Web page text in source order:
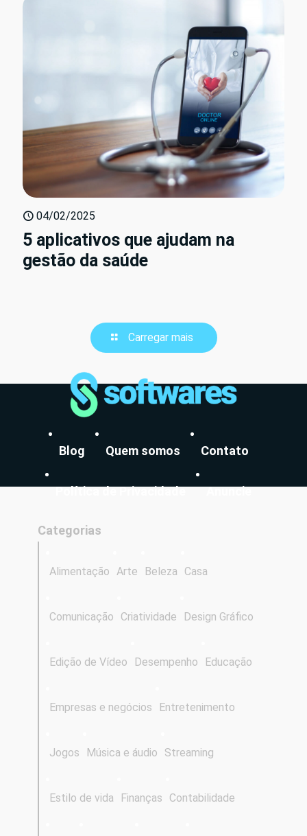
04/02/2025
5 aplicativos que ajudam na
gestão da saúde
Carregar mais
Blog Quem somos Contato
Política de Privacidade Anuncie
Categorias
Alimentação Arte Beleza Casa
Comunicação Criatividade Design Gráfico
Edição de Vídeo Desempenho Educação
Empresas e negócios Entretenimento
Jogos Música e áudio Streaming
Estilo de vida Finanças Contabilidade